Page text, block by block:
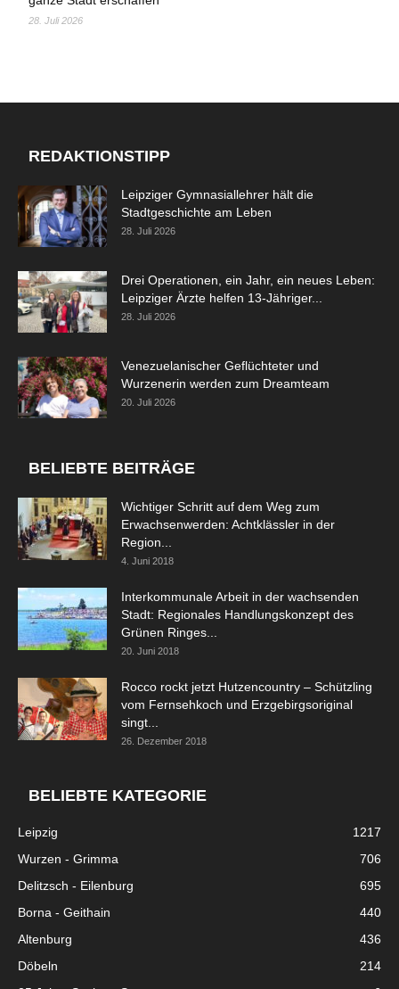
28. Juli 2026
REDAKTIONSTIPP
Leipziger Gymnasiallehrer hält die
Stadtgeschichte am Leben
28. Juli 2026
Drei Operationen, ein Jahr, ein neues Leben:
Leipziger Ärzte helfen 13-Jähriger...
28. Juli 2026
Venezuelanischer Geflüchteter und
Wurzenerin werden zum Dreamteam
20. Juli 2026
BELIEBTE BEITRÄGE
Wichtiger Schritt auf dem Weg zum
Erwachsenwerden: Achtklässler in der
Region...
4. Juni 2018
Interkommunale Arbeit in der wachsenden
Stadt: Regionales Handlungskonzept des
Grünen Ringes...
20. Juni 2018
Rocco rockt jetzt Hutzencountry – Schützling
vom Fernsehkoch und Erzgebirgsoriginal
singt...
26. Dezember 2018
BELIEBTE KATEGORIE
Leipzig
1217
Wurzen - Grimma
706
Delitzsch - Eilenburg
695
Borna - Geithain
440
Altenburg
436
Döbeln
214